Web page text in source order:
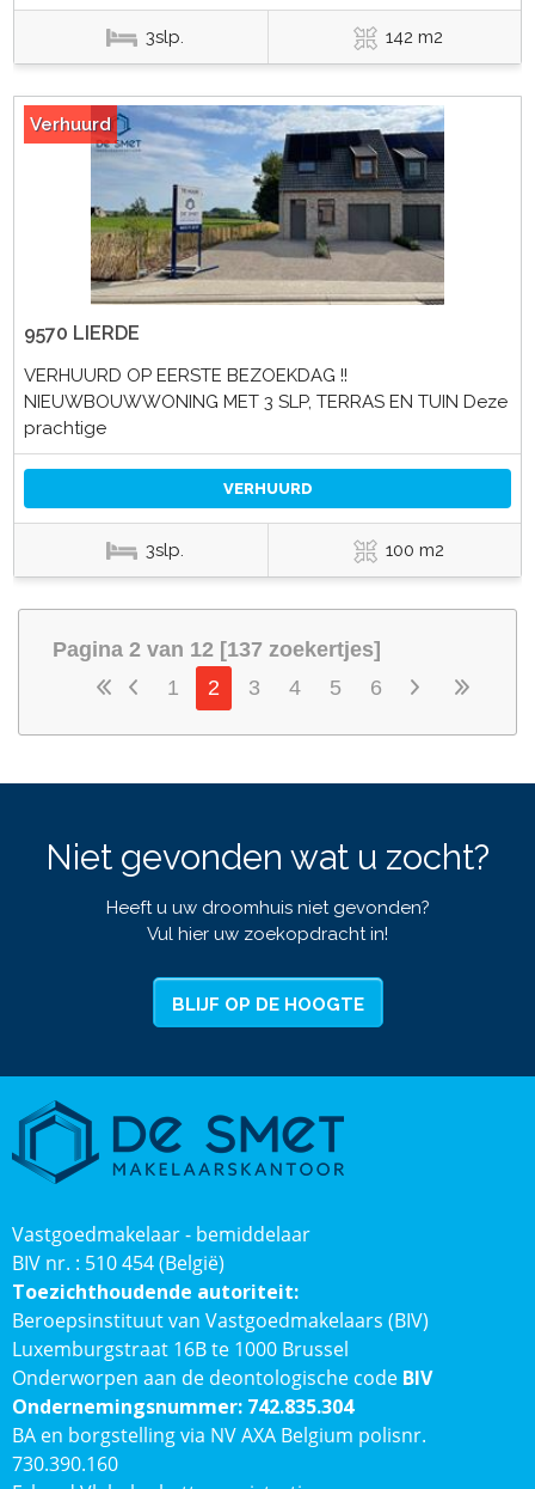
3slp. 142 m2
Verhuurd
9570 LIERDE
VERHUURD OP EERSTE BEZOEKDAG !!
NIEUWBOUWWONING MET 3 SLP, TERRAS EN TUIN Deze
prachtige
VERHUURD
3slp. 100 m2
Pagina 2 van 12 [137 zoekertjes]
1
2 3 4 5 6
Niet gevonden wat u zocht?
Heeft u uw droomhuis niet gevonden?
Vul hier uw zoekopdracht in!
BLIJF OP DE HOOGTE
Vastgoedmakelaar - bemiddelaar
BIV nr. : 510 454 (België)
Toezichthoudende autoriteit:
Beroepsinstituut van Vastgoedmakelaars (BIV)
Luxemburgstraat 16B te 1000 Brussel
Onderworpen aan de deontologische code BIV
Ondernemingsnummer: 742.835.304
BA en borgstelling via NV AXA Belgium polisnr.
730.390.160